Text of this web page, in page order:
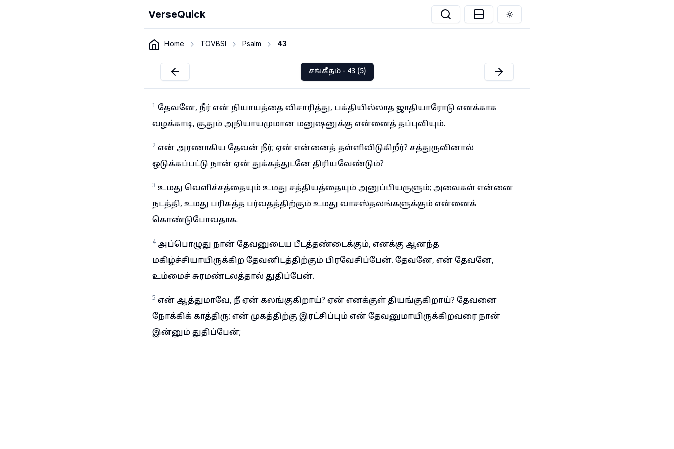
VerseQuick Toggle theme
Home TOVBSI Psalm 43
சங்கீதம் - 43 (5)
1 தேவனே, நீர் என் நியாயத்தை விசாரித்து, பக்தியில்லாத ஜாதியாரோடு எனக்காக
வழக்காடி, சூதும் அநியாயமுமான மனுஷனுக்கு என்னைத் தப்புவியும்.
2 என் அரணாகிய தேவன் நீர்; ஏன் என்னைத் தள்ளிவிடுகிறீர்? சத்துருவினால்
ஒடுக்கப்பட்டு நான் ஏன் துக்கத்துடனே திரியவேண்டும்?
3 உமது வெளிச்சத்தையும் உமது சத்தியத்தையும் அனுப்பியருளும்; அவைகள் என்னை
நடத்தி, உமது பரிசுத்த பர்வதத்திற்கும் உமது வாசஸ்தலங்களுக்கும் என்னைக்
கொண்டுபோவதாக.
4 அப்பொழுது நான் தேவனுடைய பீடத்தண்டைக்கும், எனக்கு ஆனந்த
மகிழ்ச்சியாயிருக்கிற தேவனிடத்திற்கும் பிரவேசிப்பேன். தேவனே, என் தேவனே,
உம்மைச் சுரமண்டலத்தால் துதிப்பேன்.
5 என் ஆத்துமாவே, நீ ஏன் கலங்குகிறாய்? ஏன் எனக்குள் தியங்குகிறாய்? தேவனை
நோக்கிக் காத்திரு; என் முகத்திற்கு இரட்சிப்பும் என் தேவனுமாயிருக்கிறவரை நான்
இன்னும் துதிப்பேன்;